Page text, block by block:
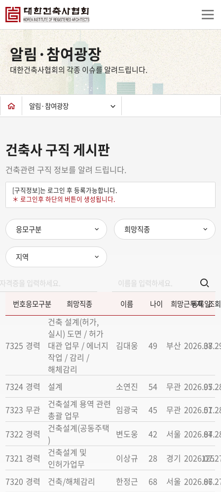
상
컨
츠
하
단
알림·참여광장
대한건축사협회의 각종 이슈를 알려드립니다.
알림·참여광장
건축사 구직 게시판
건축관련 구직 정보를 알려 드립니다.
[구직정보]는 로그인 후 등록가능합니다.
＊ 로그인후 하단의 버튼이 생성됩니다.
응모구분 희망직종
지역
번호응모구분 희망직종 이름 나이 희망근무지
등록일조
7325 경력
건축 설계(허가,
실시) 도면 / 허가
대관 업무 / 에너지
작업 / 감리 /
해체감리
김대웅 49 부산 38
7324 경력 설계 소연진 54 무관
95
7323 무관
건축설계 용역 관련
총괄 업무
임광국 45 무관 51
7322 경력
건축설계(공동주택
)
변도웅 42 서울 84
7321 경력
건축설계 및
인허가업무
이상규 28 경기
125
7320 경력 건축/해체감리 한정근 68 서울 86